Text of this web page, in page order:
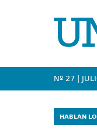
Nº 27 |
HABLAN